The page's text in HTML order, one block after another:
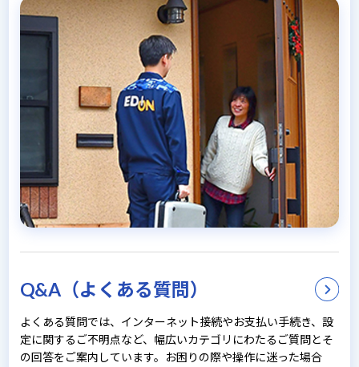
Q&A（よくある質問）
よくある質問では、インターネット接続やお支払い手続き、設
定に関するご不明点など、幅広いカテゴリにわたるご質問とそ
の回答をご案内しています。お困りの際や操作に迷った場合